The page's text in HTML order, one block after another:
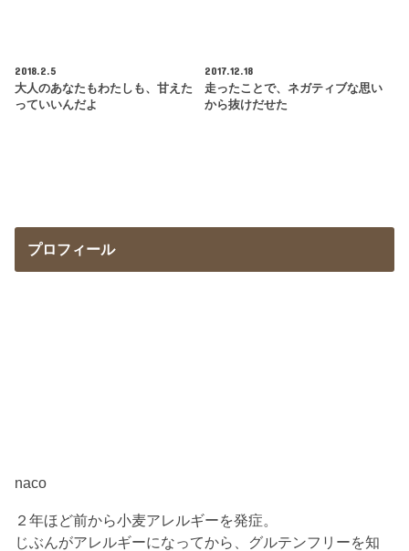
2018.2.5
大人のあなたもわたしも、甘えた
っていいんだよ
2017.12.18
走ったことで、ネガティブな思い
から抜けだせた
プロフィール
naco
２年ほど前から小麦アレルギーを発症。
じぶんがアレルギーになってから、グルテンフリーを知